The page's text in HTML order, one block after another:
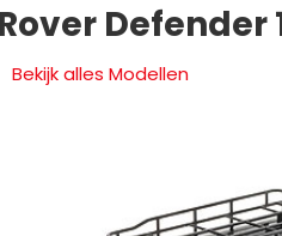
Bekijk alles Modellen